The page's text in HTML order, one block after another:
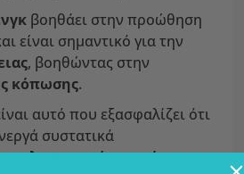
βοηθάει στην προώθηση
είναι σημαντικό για την
, βοηθώντας στην
κόπωσης.
αυτό που εξασφαλίζει ότι
συστατικά
στο σώμακαι